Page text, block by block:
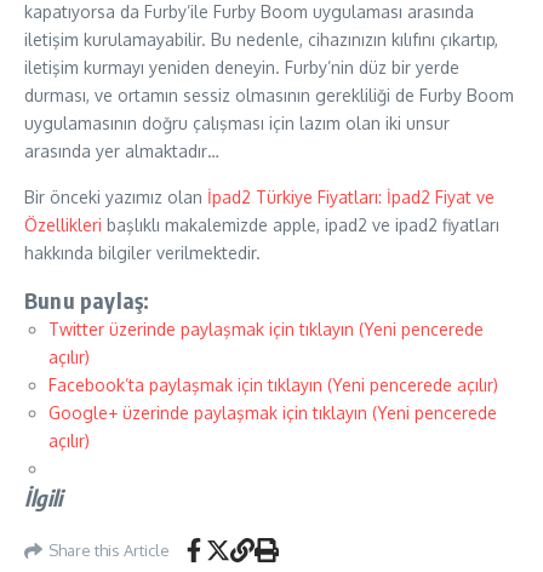
kapatıyorsa da Furby’ile Furby Boom uygulaması arasında
iletişim kurulamayabilir. Bu nedenle, cihazınızın kılıfını çıkartıp,
iletişim kurmayı yeniden deneyin. Furby’nin düz bir yerde
durması, ve ortamın sessiz olmasının gerekliliği de Furby Boom
uygulamasının doğru çalışması için lazım olan iki unsur
arasında yer almaktadır…
Bir önceki yazımız olan İpad2 Türkiye Fiyatları: İpad2 Fiyat ve
Özellikleri başlıklı makalemizde apple, ipad2 ve ipad2 fiyatları
hakkında bilgiler verilmektedir.
Bunu paylaş:
Twitter üzerinde paylaşmak için tıklayın (Yeni pencerede
açılır)
Facebook’ta paylaşmak için tıklayın (Yeni pencerede açılır)
Google+ üzerinde paylaşmak için tıklayın (Yeni pencerede
açılır)
İlgili
Share this Article